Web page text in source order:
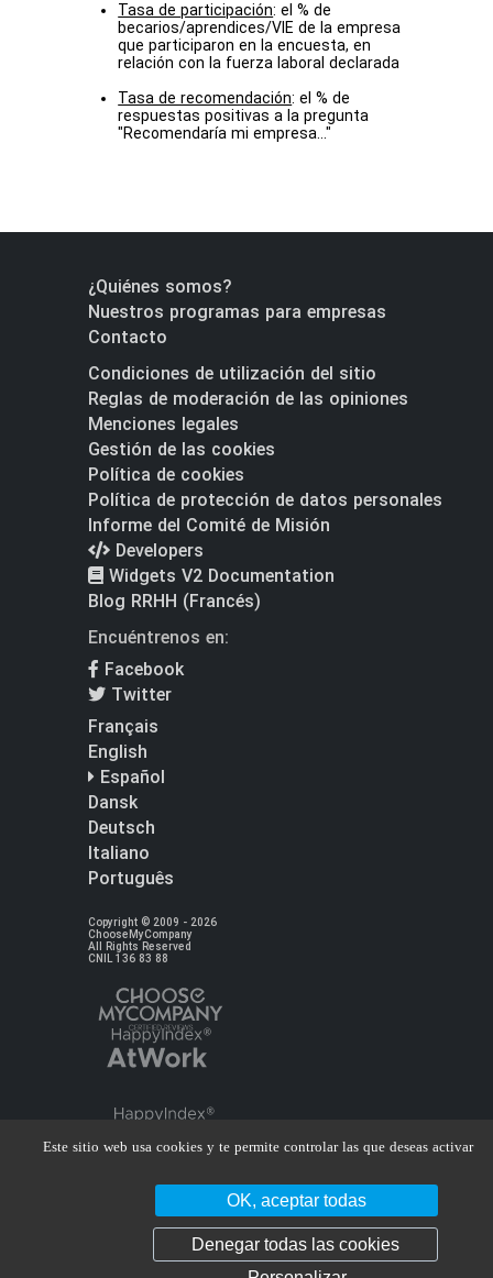
Tasa de participación: el % de
becarios/aprendices/VIE de la empresa
que participaron en la encuesta, en
relación con la fuerza laboral declarada
Tasa de recomendación: el % de
respuestas positivas a la pregunta
"Recomendaría mi empresa..."
¿Quiénes somos?
Nuestros programas para empresas
Contacto
Condiciones de utilización del sitio
Reglas de moderación de las opiniones
Menciones legales
Gestión de las cookies
Política de cookies
Política de protección de datos personales
Informe del Comité de Misión
Developers
Widgets V2 Documentation
Blog RRHH (Francés)
Encuéntrenos en:
Facebook
Twitter
Français
English
Español
Dansk
Deutsch
Italiano
Português
Copyright © 2009 - 2026
ChooseMyCompany
All Rights Reserved
CNIL 136 83 88
Este sitio web usa cookies y te permite controlar las que deseas activar
OK, aceptar todas
Denegar todas las cookies